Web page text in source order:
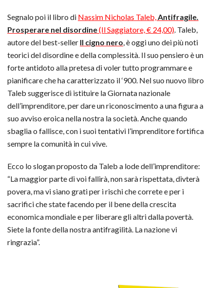
Segnalo poi il libro di Nassim Nicholas Taleb,Antifragile.
Prosperare nel disordine(Il Saggiatore, € 24,00). Taleb,
autore del best-seller Il cigno nero, è oggi uno dei più noti
teorici del disordine e della complessità. Il suo pensiero è un
forte antidoto alla pretesa di voler tutto programmare e
pianificare che ha caratterizzato il ‘900. Nel suo nuovo libro
Taleb suggerisce di istituire la Giornata nazionale
dell’imprenditore, per dare un riconoscimento a una figura a
suo avviso eroica nella nostra la società. Anche quando
sbaglia o fallisce, con i suoi tentativi l’imprenditore fortifica
sempre la comunità in cui vive.
Ecco lo slogan proposto da Taleb a lode dell’imprenditore:
“La maggior parte di voi fallirà, non sarà rispettata, divterà
povera, ma vi siano grati per i rischi che correte e per i
sacrifici che state facendo per il bene della crescita
economica mondiale e per liberare gli altri dalla povertà.
Siete la fonte della nostra antifragilità. La nazione vi
ringrazia”.